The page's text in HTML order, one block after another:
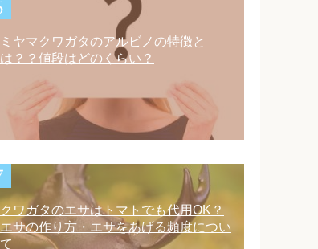
ミヤマクワガタのアルビノの特徴と
は？？値段はどのくらい？
クワガタのエサはトマトでも代用OK？
エサの作り方・エサをあげる頻度につい
て